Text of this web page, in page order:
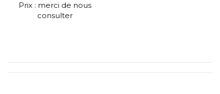
Prix : merci de nous
consulter